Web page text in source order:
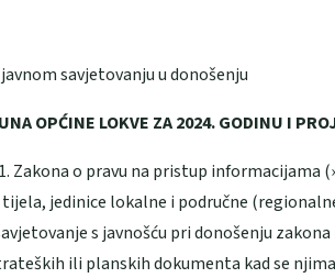
savjetovanju u donošenju
OPĆINE LOKVE ZA 2024. GODINU I
Zakona o pravu na pristup informacijama
jedinice lokalne i područne
s javnošću pri donošenju
ili planskih dokumenta kad se